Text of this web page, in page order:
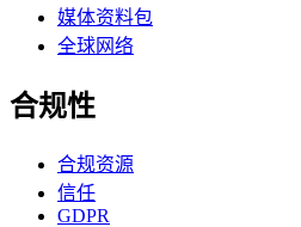
媒体资料包
全球网络
合规性
合规资源
信任
GDPR